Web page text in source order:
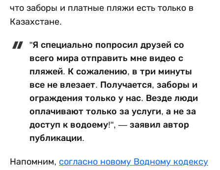
что заборы и платные пляжи есть только в
Казахстане.
"Я специально попросил друзей со
всего мира отправить мне видео с
пляжей. К сожалению, в три минуты
все не влезает. Получается, заборы и
ограждения только у нас. Везде люди
оплачивают только за услуги, а не за
доступ к водоему!", — заявил автор
публикации.
Напомним, согласно новому Водному кодексу